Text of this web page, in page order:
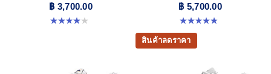
฿ 3,700.00
4.0 จาก 5 ดาว 2 รีวิว
฿ 5,700.00
4.8 จาก 5 ดาว 111 รีวิว
สินค้าลดราคา